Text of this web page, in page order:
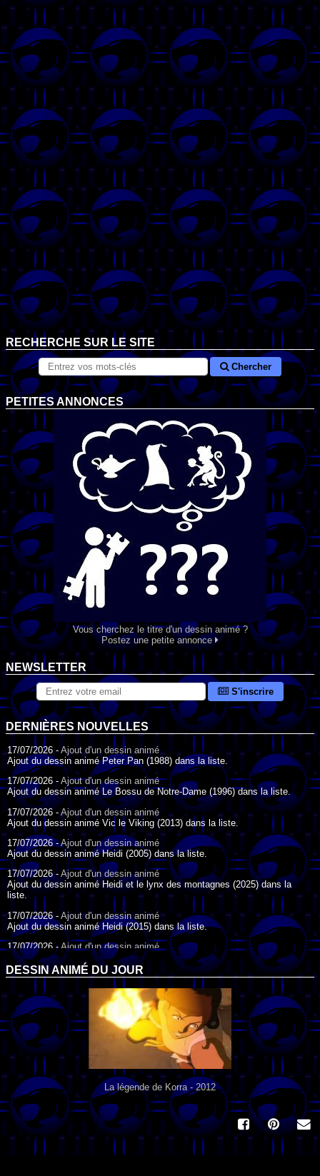
RECHERCHE SUR LE SITE
Chercher
PETITES ANNONCES
Vous cherchez le titre d'un dessin animé ?
Postez une petite annonce
NEWSLETTER
S'inscrire
DERNIÈRES NOUVELLES
17/07/2026 -Ajout d'un dessin animé
Ajout du dessin animé Peter Pan (1988) dans la liste.
17/07/2026 - Ajout d'un dessin animé
Ajout du dessin animé Le Bossu de Notre-Dame (1996) dans la liste.
17/07/2026 -Ajout d'un dessin animé
Ajout du dessin animé Vic le Viking (2013) dans la liste.
17/07/2026 -Ajout d'un dessin animé
Ajout du dessin animé Heidi (2005) dans la liste.
17/07/2026 -Ajout d'un dessin animé
Ajout du dessin animé Heidi et le lynx des montagnes (2025) dans la
liste.
17/07/2026 -Ajout d'un dessin animé
Ajout du dessin animé Heidi (2015) dans la liste.
17/07/2026 - Ajout d'un dessin animé
Ajout du dessin animé Heidi (1995) dans la liste.
09/07/2026 -Ajout d'un dessin animé
Ajout du dessin animé Genki l'Aventurier de la Chance (2006) dans la
liste.
04/07/2026 -
Ajout d'un dessin animé
Ajout du dessin animé Vilain Petit Canard (2000) dans la liste.
04/07/2026 - Ajout d'un dessin animé
Ajout du dessin animé Le Noël du vilain petit canard (2003) dans la liste.
DESSIN ANIMÉ DU JOUR
La légende de Korra - 2012